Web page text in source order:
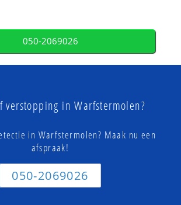
050-2069026
verstopping in Warfstermolen?
in Warfstermolen? Maak nu een
afspraak!
050-2069026